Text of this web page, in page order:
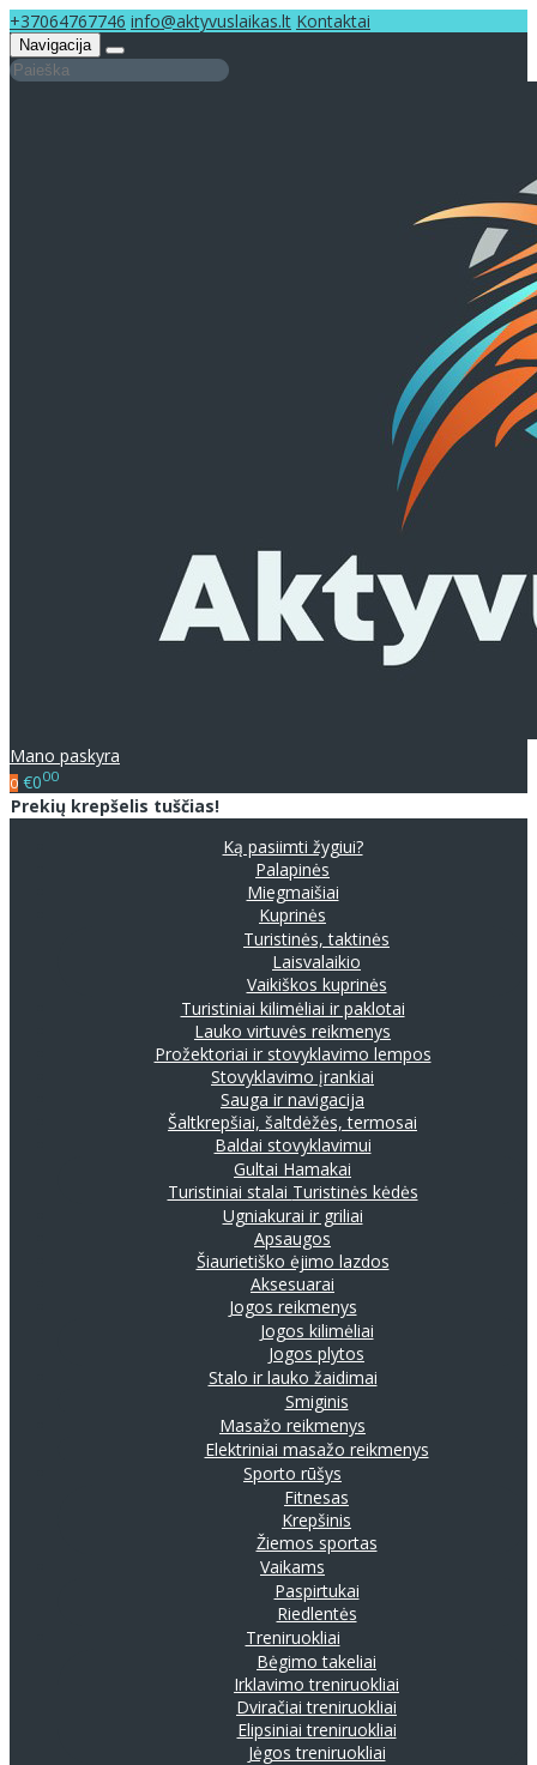
+37064767746 info@aktyvuslaikas.lt Kontaktai
Navigacija
Mano paskyra
0 €000
Prekių krepšelis tuščias!
Ką pasiimti žygiui?
Palapinės
Miegmaišiai
Kuprinės
Turistinės, taktinės
Laisvalaikio
Vaikiškos kuprinės
Turistiniai kilimėliai ir paklotai
Lauko virtuvės reikmenys
Prožektoriai ir stovyklavimo lempos
Stovyklavimo įrankiai
Sauga ir navigacija
Šaltkrepšiai, šaltdėžės, termosai
Baldai stovyklavimui
Gultai Hamakai
Turistiniai stalai Turistinės kėdės
Ugniakurai ir griliai
Apsaugos
Šiaurietiško ėjimo lazdos
Aksesuarai
Jogos reikmenys
Jogos kilimėliai
Jogos plytos
Stalo ir lauko žaidimai
Smiginis
Masažo reikmenys
Elektriniai masažo reikmenys
Sporto rūšys
Fitnesas
Krepšinis
Žiemos sportas
Vaikams
Paspirtukai
Riedlentės
Treniruokliai
Bėgimo takeliai
Irklavimo treniruokliai
Dviračiai treniruokliai
Elipsiniai treniruokliai
Jėgos treniruokliai